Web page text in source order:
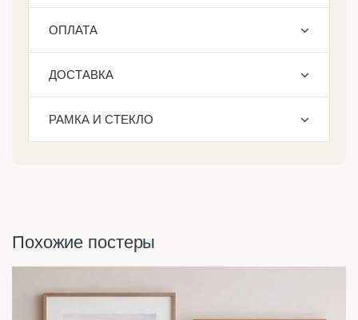
ОПЛАТА
ДОСТАВКА
РАМКА И СТЕКЛО
Похожие постеры